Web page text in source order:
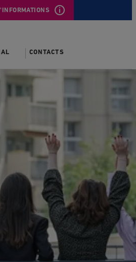
CONTACTS